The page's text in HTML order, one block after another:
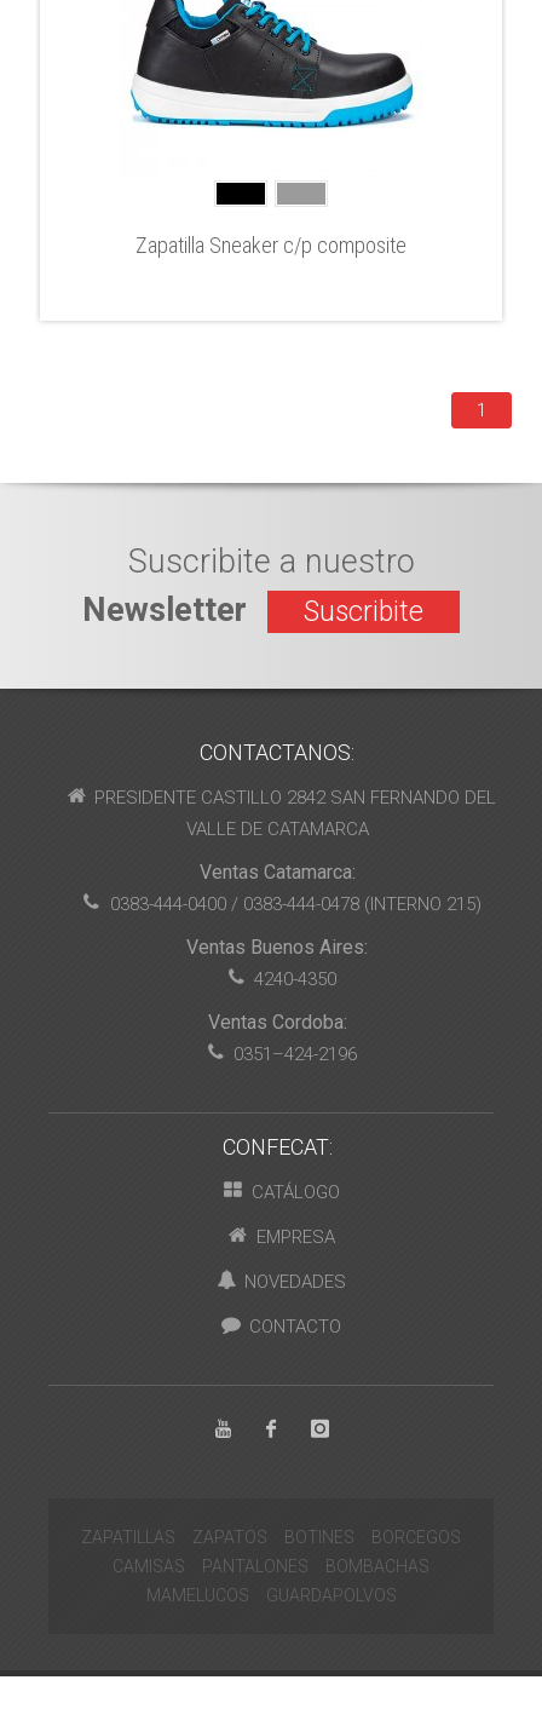
Zapatilla Sneaker c/p composite
1
Suscribite a nuestro
Newsletter
Suscribite
CONTACTANOS:
PRESIDENTE CASTILLO 2842 SAN FERNANDO DEL
VALLE DE CATAMARCA
Ventas Catamarca:
0383-444-0400 / 0383-444-0478 (INTERNO 215)
Ventas Buenos Aires:
4240-4350
Ventas Cordoba:
0351–424-2196
CONFECAT:
CATÁLOGO
EMPRESA
NOVEDADES
CONTACTO
ZAPATILLAS ZAPATOS BOTINES
BORCEGOS
CAMISAS
PANTALONES
BOMBACHAS
MAMELUCOS
GUARDAPOLVOS